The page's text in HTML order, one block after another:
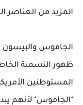
المزيد من العناصر
الجاموس والبيسون
ظهور التسمية
المستوطنين
"الجاموس" لأنهم